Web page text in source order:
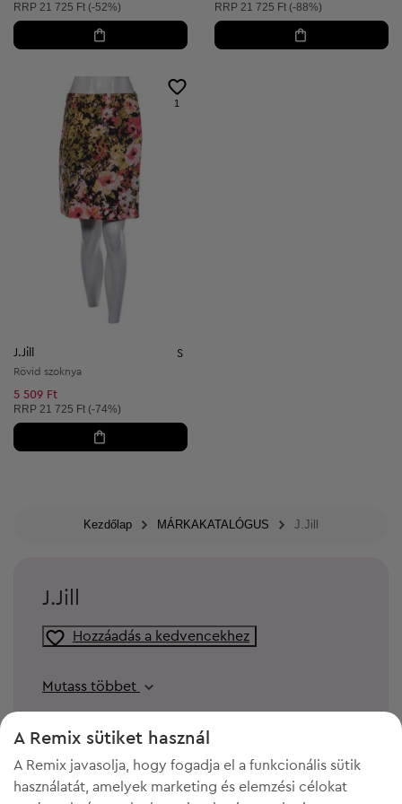
Ajánlott ár:
RRP 21 725 Ft (-52%) Ajánlott ár:
RRP 21 725 Ft (-88%)
1
J.Jill S
Rövid szoknya
5 509 Ft
Ajánlott ár:
RRP 21 725 Ft (-74%)
Kezdőlap MÁRKAKATALÓGUS J.Jill
J.Jill
Hozzáadás a kedvencekhez
Mutass többet
A Remix sütiket használ
A Remix javasolja, hogy fogadja el a funkcionális sütik
használatát, amelyek marketing és elemzési célokat